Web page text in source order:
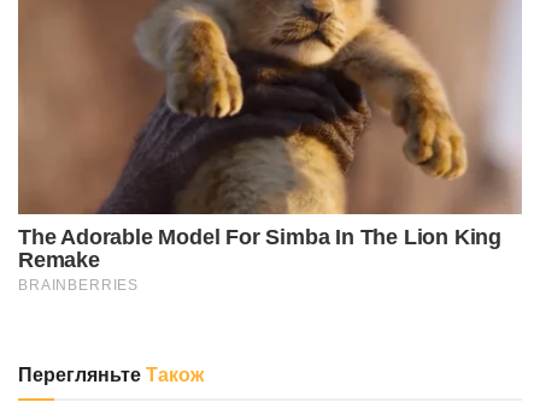
ПерегляньтеТакож